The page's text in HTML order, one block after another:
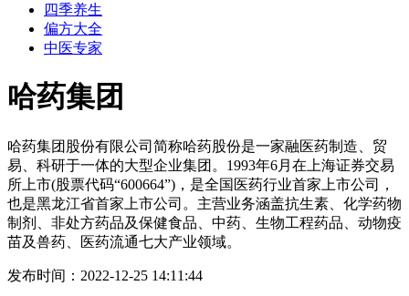
四季养生
偏方大全
中医专家
哈药集团
哈药集团股份有限公司简称哈药股份是一家融医药制造、贸
易、科研于一体的大型企业集团。1993年6月在上海证券交易
所上市(股票代码“600664”)，是全国医药行业首家上市公司，
也是黑龙江省首家上市公司。主营业务涵盖抗生素、化学药物
制剂、非处方药品及保健食品、中药、生物工程药品、动物疫
苗及兽药、医药流通七大产业领域。
发布时间：2022-12-25 14:11:44